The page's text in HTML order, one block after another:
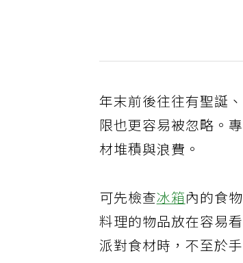
年末前後往往有聖誕
限也更容易被忽略。
材堆積與浪費。
可先檢查冰箱內的食
料理的物品放在容易
派對食材時，不至於